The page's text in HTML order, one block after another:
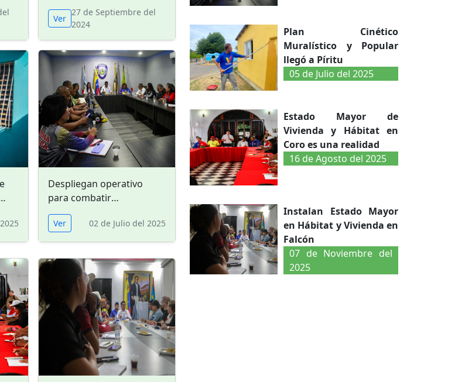
tierras
Ver
27 de Septiembre del
2024
Despliegan operativo
para combatir
irregularidades en
urbanismos de la GMVV
en Falcón
Ver 02 de Julio del 2025
Plan Cinético
Muralístico y Popular
llegó a Píritu
05 de Julio del 2025
Estado Mayor de
Vivienda y Hábitat en
Coro es una realidad
16 de Agosto del 2025
Instalan Estado Mayor
en Hábitat y Vivienda en
Falcón
07 de Noviembre del
2025